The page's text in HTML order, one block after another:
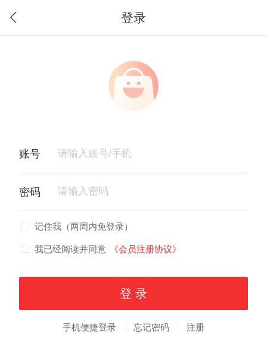
登录
记住我（两周内免登录）
我已经阅读并同意 《会员注册协议》
手机便捷登录 忘记密码 注册